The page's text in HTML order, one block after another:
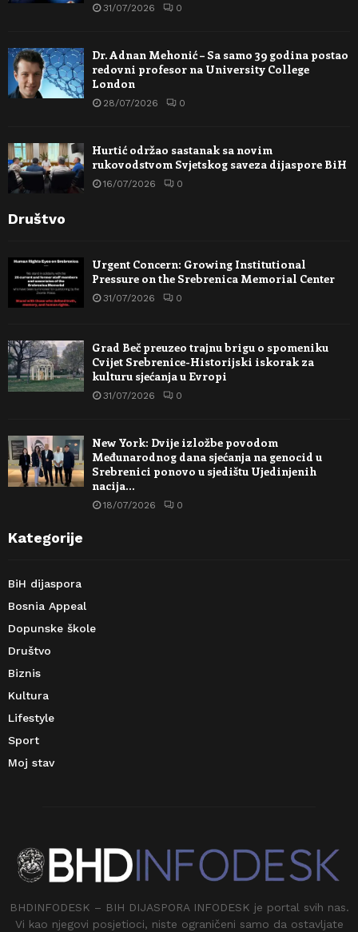
31/07/2026 0
Dr. Adnan Mehonić – Sa samo 39 godina postao
redovni profesor na University College
London
28/07/2026 0
Hurtić održao sastanak sa novim
rukovodstvom Svjetskog saveza dijaspore BiH
16/07/2026 0
Društvo
Urgent Concern: Growing Institutional
Pressure on the Srebrenica Memorial Center
31/07/2026 0
Grad Beč preuzeo trajnu brigu o spomeniku
Cvijet Srebrenice-Historijski iskorak za
kulturu sjećanja u Evropi
31/07/2026 0
New York: Dvije izložbe povodom
Međunarodnog dana sjećanja na genocid u
Srebrenici ponovo u sjedištu Ujedinjenih
nacija…
18/07/2026 0
Kategorije
BiH dijaspora
Bosnia Appeal
Dopunske škole
Društvo
Biznis
Kultura
Lifestyle
Sport
Moj stav
BHDINFODESK – BIH DIJASPORA INFODESK je portal svih nas.
Vi kao njegovi posjetioci, niste ograničeni samo da ostavljate